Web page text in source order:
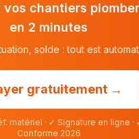
vos chantiers
en 2 minutes
solde : tout est
gratuitement →
matériel · ✓ Signature en ligne ·
Conforme 2026